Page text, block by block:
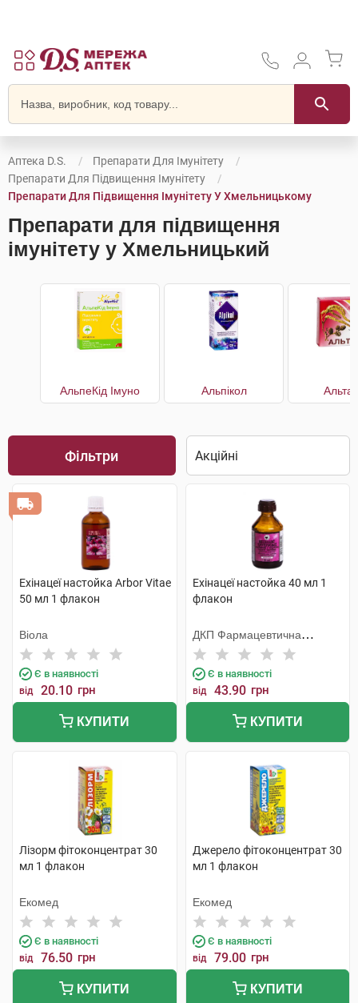
Аптека D.S.
Препарати Для Імунітету
Препарати Для Підвищення Імунітету
Препарати Для Підвищення Імунітету У Хмельницькому
Препарати для підвищення
імунітету у Хмельницький
АльпеКід Імуно Альпікол
Фільтри
Ехінацеї настойка Arbor Vitae
50 мл 1 флакон
Віола
Є в наявності
від 20.10 грн
КУПИТИ
Ехінацеї настойка 40 мл 1
флакон
ДКП Фармацевтична
фабрика
Є в наявності
від 43.90 грн
КУПИТИ
Лізорм фітоконцентрат 30
мл 1 флакон
Екомед
Є в наявності
від 76.50 грн
КУПИТИ
Джерело фітоконцентрат 30
мл 1 флакон
Екомед
Є в наявності
від 79.00 грн
КУПИТИ